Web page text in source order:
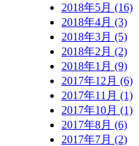
2018年5月 (16)
2018年4月 (3)
2018年3月 (5)
2018年2月 (2)
2018年1月 (9)
2017年12月 (6)
2017年11月 (1)
2017年10月 (1)
2017年8月 (6)
2017年7月 (2)